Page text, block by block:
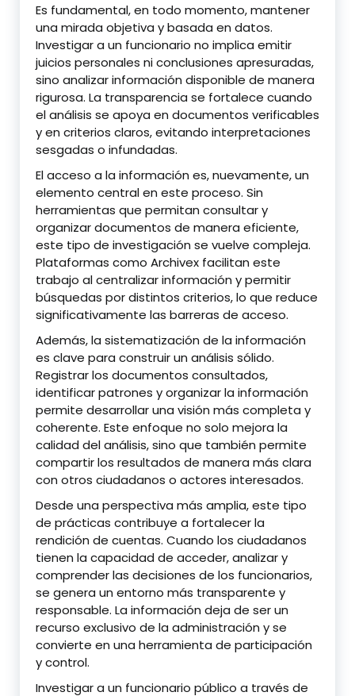
Es fundamental, en todo momento, mantener
una mirada objetiva y basada en datos.
Investigar a un funcionario no implica emitir
juicios personales ni conclusiones apresuradas,
sino analizar información disponible de manera
rigurosa. La transparencia se fortalece cuando
el análisis se apoya en documentos verificables
y en criterios claros, evitando interpretaciones
sesgadas o infundadas.
El acceso a la información es, nuevamente, un
elemento central en este proceso. Sin
herramientas que permitan consultar y
organizar documentos de manera eficiente,
este tipo de investigación se vuelve compleja.
Plataformas como Archivex facilitan este
trabajo al centralizar información y permitir
búsquedas por distintos criterios, lo que reduce
significativamente las barreras de acceso.
Además, la sistematización de la información
es clave para construir un análisis sólido.
Registrar los documentos consultados,
identificar patrones y organizar la información
permite desarrollar una visión más completa y
coherente. Este enfoque no solo mejora la
calidad del análisis, sino que también permite
compartir los resultados de manera más clara
con otros ciudadanos o actores interesados.
Desde una perspectiva más amplia, este tipo
de prácticas contribuye a fortalecer la
rendición de cuentas. Cuando los ciudadanos
tienen la capacidad de acceder, analizar y
comprender las decisiones de los funcionarios,
se genera un entorno más transparente y
responsable. La información deja de ser un
recurso exclusivo de la administración y se
convierte en una herramienta de participación
y control.
Investigar a un funcionario público a través de